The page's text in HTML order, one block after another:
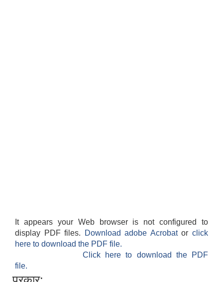
It appears your Web browser is not configured to
display PDF files.
Download adobe Acrobatorclick
here to download the PDF file.
Click here to download the PDF
file.